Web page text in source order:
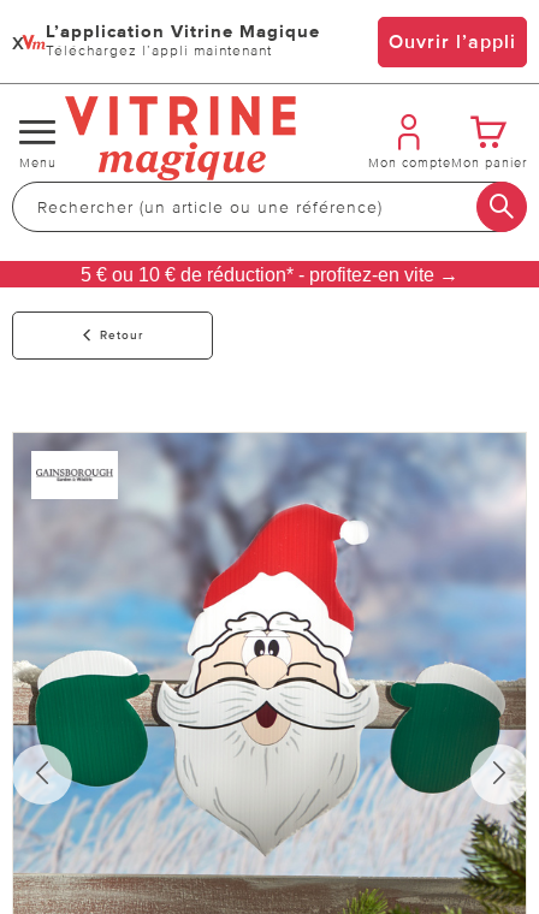
x L’application Vitrine Magique
Téléchargez l’appli maintenant Ouvrir l’appli
Changer
de
navigation
Menu Mon compteMon panier
5 € ou 10 € de réduction* - profitez-en vite →
Retour